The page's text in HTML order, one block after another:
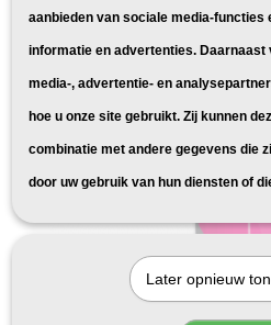
aanbieden van sociale media-functies
informatie en advertenties. Daarnaast
media-, advertentie- en
hoe u onze site gebruikt. Zij kunnen
combinatie met andere gegevens die
door uw gebruik van hun diensten of
Later opnieuw